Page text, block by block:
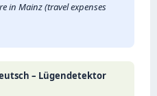
in Mainz (travel expenses
– Lügendetektor